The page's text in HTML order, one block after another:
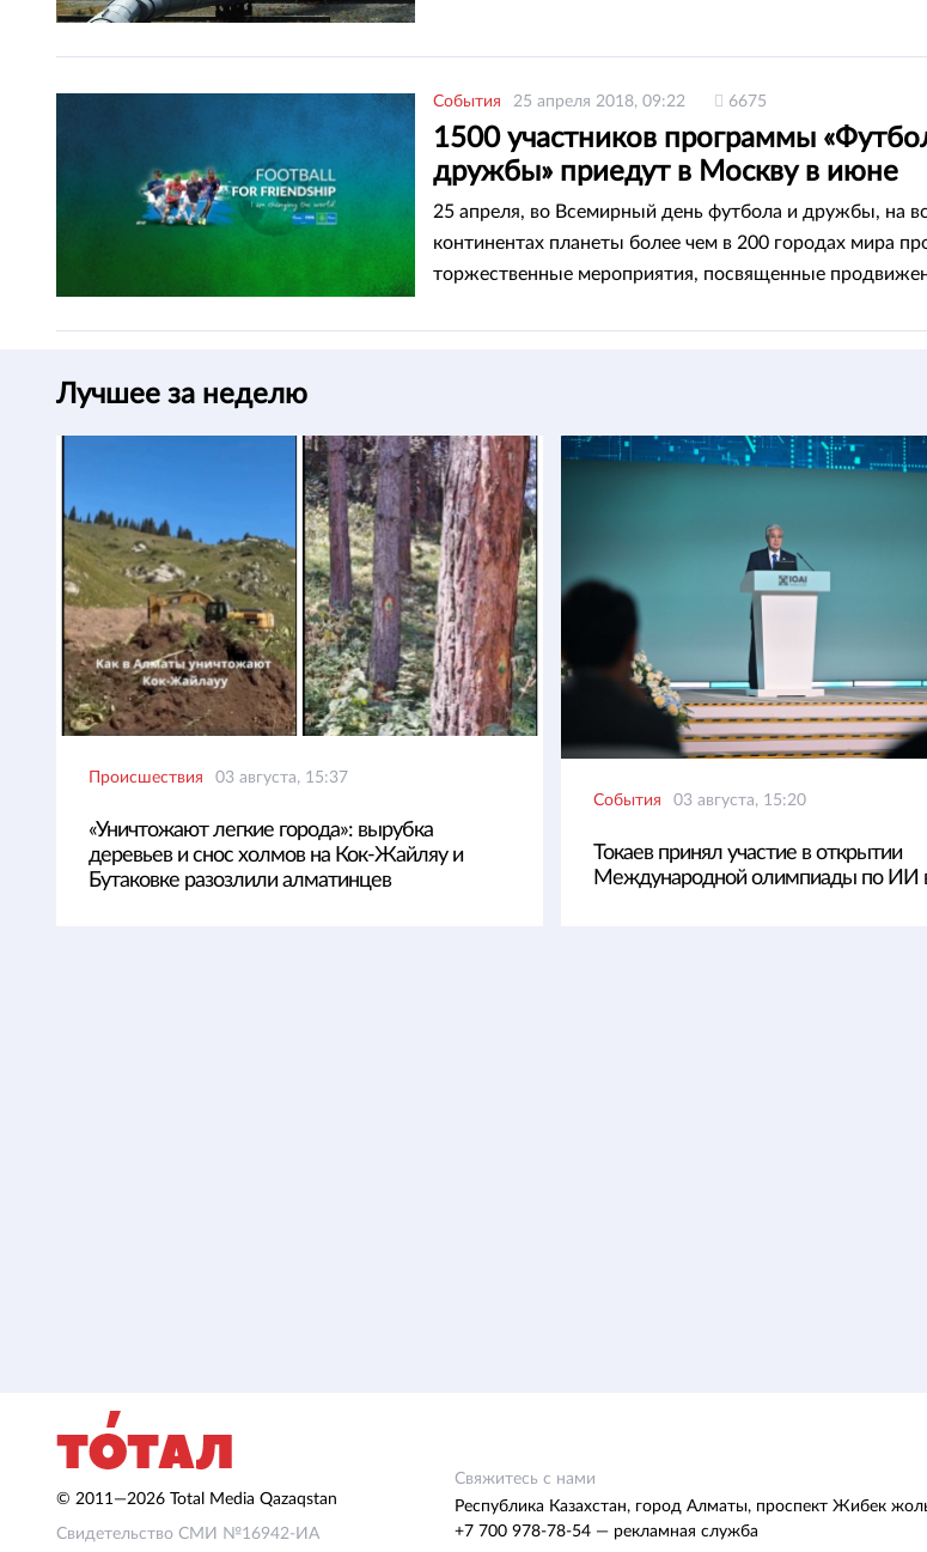
События 25 апреля 2018, 09:22 6675
1500 участников программы
дружбы» приедут в Москву в июне
25 апреля, во Всемирный день футбола и дружбы, на
континентах планеты более чем в 200 городах мира
торжественные мероприятия, посвященные
Лучшее за неделю
Происшествия 03 августа, 15:37
«Уничтожают легкие города»: вырубка
деревьев и снос холмов на Кок-Жайляу и
Бутаковке разозлили алматинцев
События 03 августа, 15:20
Токаев принял участие в открытии
Международной олимпиады по ИИ
© 2011—2026 Total Media Qazaqstan
Свидетельство СМИ №16942-ИА
Свяжитесь с нами
Республика Казахстан, город Алматы, проспект Жибек
+7 700 978-78-54 — рекламная служба